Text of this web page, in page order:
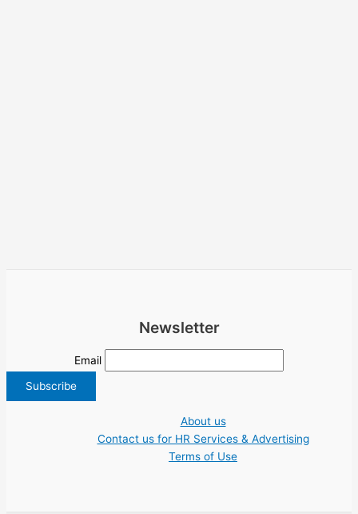
Newsletter
Email
About us
Contact us for HR Services & Advertising
Terms of Use